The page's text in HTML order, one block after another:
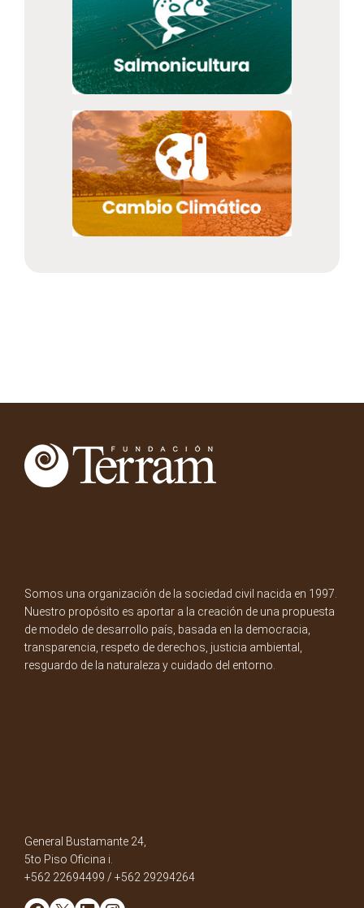
Somos una organización de la sociedad civil nacida en 1997.
Nuestro propósito es aportar a la creación de una propuesta
de modelo de desarrollo país, basada en la democracia,
transparencia, respeto de derechos, justicia ambiental,
resguardo de la naturaleza y cuidado del entorno.
General Bustamante 24,
5to Piso Oficina i.
+562 22694499 / +562 29294264